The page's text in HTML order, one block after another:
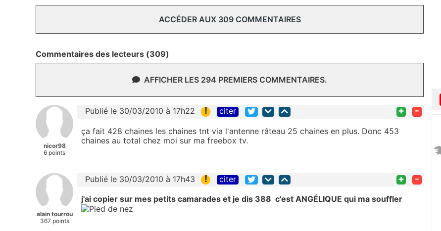
ACCÉDER AUX 309 COMMENTAIRES
Commentaires des lecteurs (309)
AFFICHER LES 294 PREMIERS COMMENTAIRES.
nicor98
6 points
Publié le 30/03/2010 à 17h22 ! citer + -
ça fait 428 chaines les chaines tnt via l'antenne râteau 25 chaines en plus. Donc 453
chaines au total chez moi sur ma freebox tv.
alain tourrou
367 points
Publié le 30/03/2010 à 17h43 ! citer + -
j'ai copier sur mes petits camarades et je dis 388 c'est ANGÉLIQUE qui ma souffler